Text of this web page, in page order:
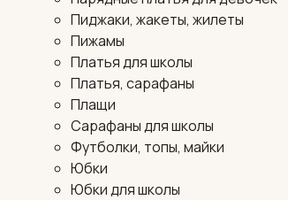
Пиджаки, жакеты, жилеты
Пижамы
Платья для школы
Платья, сарафаны
Плащи
Сарафаны для школы
Футболки, топы, майки
Юбки
Юбки для школы